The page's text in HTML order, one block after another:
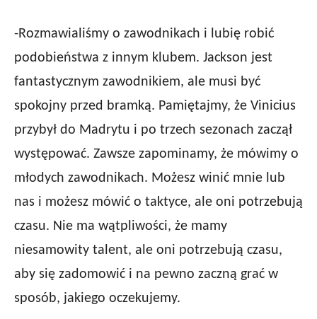
-Rozmawialiśmy o zawodnikach i lubię robić
podobieństwa z innym klubem. Jackson jest
fantastycznym zawodnikiem, ale musi być
spokojny przed bramką. Pamiętajmy, że Vinicius
przybył do Madrytu i po trzech sezonach zaczął
występować. Zawsze zapominamy, że mówimy o
młodych zawodnikach. Możesz winić mnie lub
nas i możesz mówić o taktyce, ale oni potrzebują
czasu. Nie ma wątpliwości, że mamy
niesamowity talent, ale oni potrzebują czasu,
aby się zadomowić i na pewno zaczną grać w
sposób, jakiego oczekujemy.